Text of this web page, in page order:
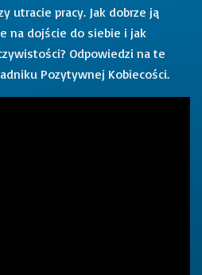
utracie pracy. Jak dobrze ją
na dojście do siebie i jak
Odpowiedzi na te
Pozytywnej Kobiecości.